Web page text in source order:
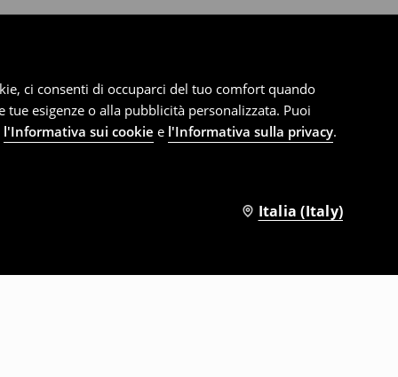
ci consenti di occuparci del tuo comfort quando
esigenze o alla pubblicità personalizzata. Puoi
l'Informativa sui cookie e l'Informativa sulla privacy.
Italia (Italy)